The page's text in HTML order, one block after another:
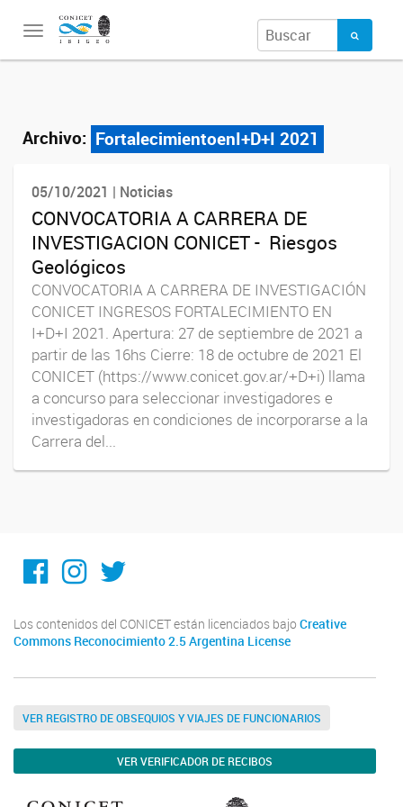
Toggle
Archivo: FortalecimientoenI+D+I 2021
05/10/2021 | Noticias
CONVOCATORIA A CARRERA DE
INVESTIGACION CONICET - Riesgos
Geológicos
CONVOCATORIA A CARRERA DE INVESTIGACIÓN
CONICET INGRESOS FORTALECIMIENTO EN
I+D+I 2021. Apertura: 27 de septiembre de 2021 a
partir de las 16hs Cierre: 18 de octubre de 2021 El
CONICET (https://www.conicet.gov.ar/+D+i) llama
a concurso para seleccionar investigadores e
investigadoras en condiciones de incorporarse a la
Carrera del...
Facebook
Instagram
Twitter
Los contenidos del CONICET están licenciados bajo Creative
Commons Reconocimiento 2.5 Argentina License
VER REGISTRO DE OBSEQUIOS Y VIAJES DE FUNCIONARIOS
VER VERIFICADOR DE RECIBOS